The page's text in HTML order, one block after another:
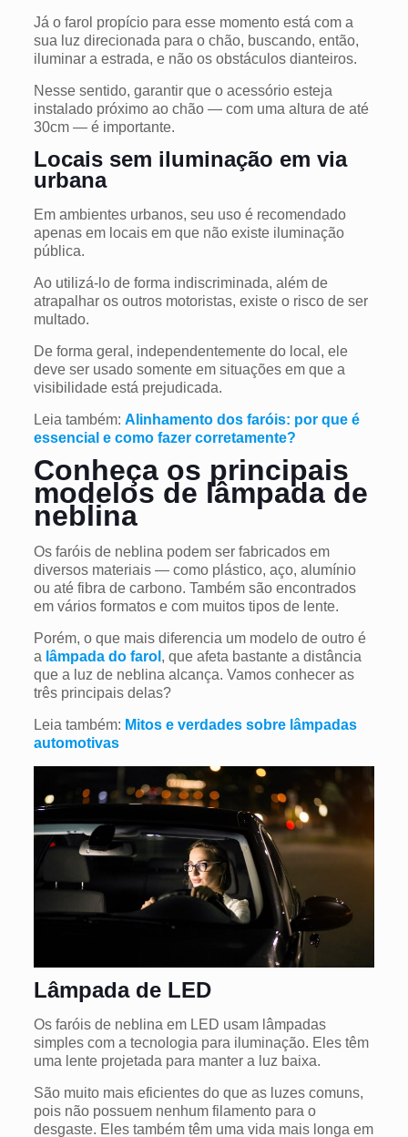
Já o farol propício para esse momento está com a
sua luz direcionada para o chão, buscando, então,
iluminar a estrada, e não os obstáculos dianteiros.
Nesse sentido, garantir que o acessório esteja
instalado próximo ao chão — com uma altura de até
30cm — é importante.
Locais sem iluminação em via
urbana
Em ambientes urbanos, seu uso é recomendado
apenas em locais em que não existe iluminação
pública.
Ao utilizá-lo de forma indiscriminada, além de
atrapalhar os outros motoristas, existe o risco de ser
multado.
De forma geral, independentemente do local, ele
deve ser usado somente em situações em que a
visibilidade está prejudicada.
Leia também: Alinhamento dos faróis: por que é
essencial e como fazer corretamente?
Conheça os principais
modelos de lâmpada de
neblina
Os faróis de neblina podem ser fabricados em
diversos materiais — como plástico, aço, alumínio
ou até fibra de carbono. Também são encontrados
em vários formatos e com muitos tipos de lente.
Porém, o que mais diferencia um modelo de outro é
a lâmpada do farol , que afeta bastante a distância
que a luz de neblina alcança. Vamos conhecer as
três principais delas?
Leia também: Mitos e verdades sobre lâmpadas
automotivas
Lâmpada de LED
Os faróis de neblina em LED usam lâmpadas
simples com a tecnologia para iluminação. Eles têm
uma lente projetada para manter a luz baixa.
São muito mais eficientes do que as luzes comuns,
pois não possuem nenhum filamento para o
desgaste. Eles também têm uma vida mais longa em